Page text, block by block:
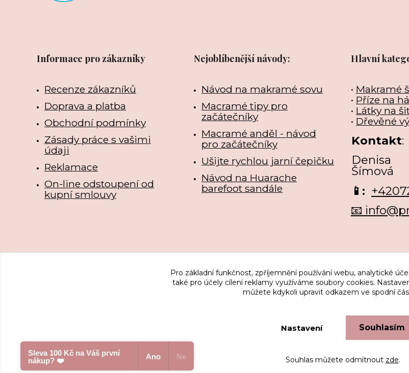
Informace pro zákazníky
Recenze zákazníků
Doprava a platba
Obchodní podmínky
Zásady práce s vašimi
údaji
Reklamace
On-line odstoupení od
kupní smlouvy
Nejoblíbenější návody:
Návod na makramé sovu
Macramé tipy pro
začátečníky
Macramé anděl - návod
pro začátečníky
Ušijte rychlou jarní čepičku
Návod na Huarache
barefoot sandále
Hlavní
• Makramé
• Příze na
• Látky na
• Dřevěné
Kontakt:
Denisa
Šímová
📱:
📧
Pro základní funkčnost, zpříjemnění používání webu, analytické
také pro účely cílení reklamy využíváme soubory cookies.
můžete kdykoli upravit odkazem ve spodní
Nastavení Souhlasím
Souhlas můžete odmítnout zde.
Sleva 100 Kč na Váš první
nákup? ❤️
Ano Ne